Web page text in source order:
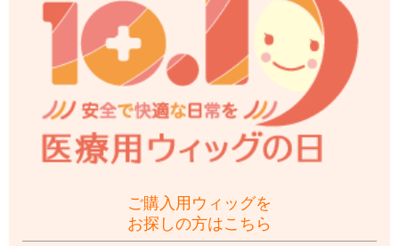
ご購入用ウィッグを
お探しの方はこちら